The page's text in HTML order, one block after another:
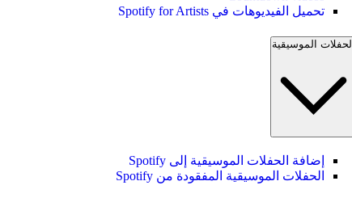
تحميل الفيديوهات في Spotify for Artists
الحفلات الموسيقية
إضافة الحفلات الموسيقية إلى Spotify
الحفلات الموسيقية المفقودة من Spotify